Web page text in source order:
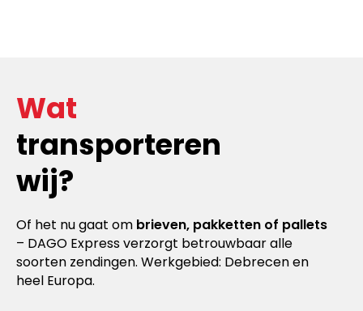
Wat
transporteren
wij?
Of het nu gaat om brieven, pakketten of pallets
– DAGO Express verzorgt betrouwbaar alle
soorten zendingen. Werkgebied: Debrecen en
heel Europa.